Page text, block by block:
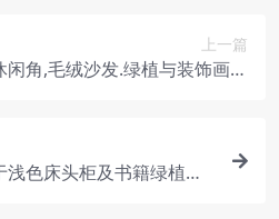
上一篇
角,毛绒沙发.绿植与装饰画布
色床头柜及书籍绿植旁